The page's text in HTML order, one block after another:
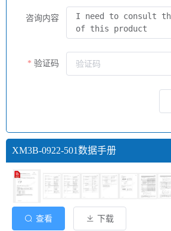
咨询内容
验证码
XM3B-0922-501数据手册
查看 下载